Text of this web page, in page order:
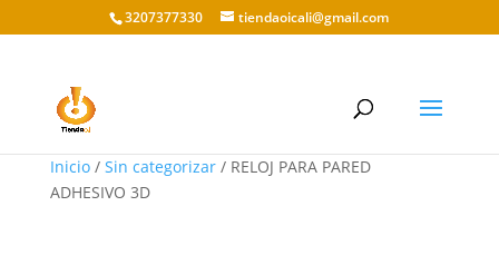
3207377330 tiendaoicali@gmail.com
Inicio/ Sin categorizar/ RELOJ PARA PARED
ADHESIVO 3D